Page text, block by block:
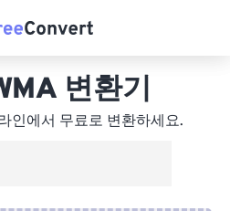
변환기
인에서 무료로 변환하세요.